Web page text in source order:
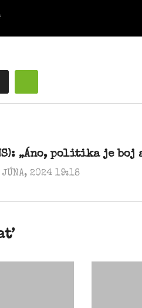
JÚNA, 2024 19:18